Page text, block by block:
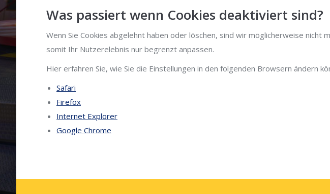
Was passiert wenn Cookies deaktiviert sind?
Wenn Sie Cookies abgelehnt haben oder löschen, sind wir möglicherweise
somit Ihr Nutzerelebnis nur begrenzt anpassen.
Hier erfahren Sie, wie Sie die Einstellungen in den folgenden Browsern ändern
Safari
Firefox
Internet Explorer
Google Chrome